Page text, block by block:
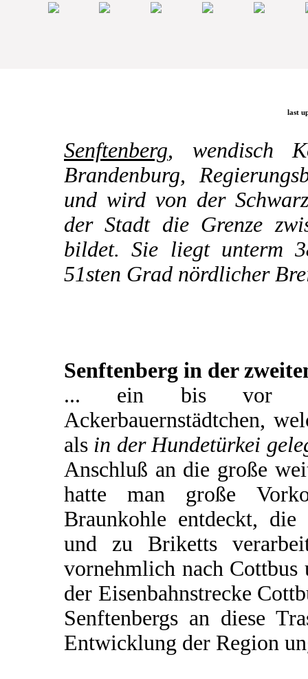
last
Senftenberg, wendisch
Brandenburg,
und wird von der
der Stadt die Grenze
bildet. Sie liegt unterm
51sten Grad nördlicher
Senftenberg in der
... ein bis vor
Ackerbauernstädtchen,
als in der Hundetürkei
Anschluß an die große
hatte man große
Braunkohle entdeckt, die
und zu Briketts
vornehmlich nach
der Eisenbahnstrecke
Senftenbergs an diese
Entwicklung der Region